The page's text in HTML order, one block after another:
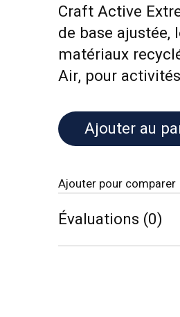
Craft Active
de base ajustée,
matériaux
Air, pour
Ajouter au
Ajouter pour comparer
Évaluations (0)